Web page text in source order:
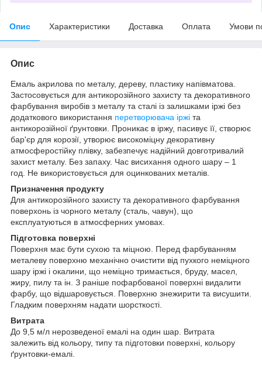
Опис Характеристики Доставка Оплата Умови
Опис
Емаль акрилова по металу, дереву, пластику напівматова.
Застосовується для антикорозійного захисту та декоративного
фарбування виробів з металу та сталі із залишками іржі без
додаткового використання перетворювача іржі та
антикорозійної ґрунтовки. Проникає в іржу, пасивує її, створює
бар'єр для корозії, утворює високоміцну декоративну
атмосферостійку плівку, забезпечує надійний довготривалий
захист металу. Без запаху. Час висихання одного шару – 1
год. Не використовується для оцинкованих металів.
Призначення продукту
Для антикорозійного захисту та декоративного фарбування
поверхонь із чорного металу (сталь, чавун), що
експлуатуються в атмосферних умовах.
Підготовка поверхні
Поверхня має бути сухою та міцною. Перед фарбуванням
металеву поверхню механічно очистити від пухкого неміцного
шару іржі і окалини, що неміцно тримається, бруду, масел,
жиру, пилу та ін. З раніше пофарбованої поверхні видалити
фарбу, що відшаровується. Поверхню знежирити та висушити.
Гладким поверхням надати шорсткості.
Витрата
До 9,5 м/л нерозведеної емалі на один шар. Витрата
залежить від кольору, типу та підготовки поверхні, кольору
ґрунтовки-емалі.